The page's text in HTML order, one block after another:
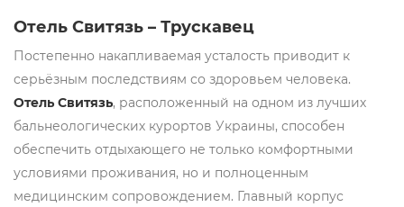
Отель Свитязь – Трускавец
Постепенно накапливаемая усталость приводит к
серьёзным последствиям со здоровьем человека.
Отель Свитязь, расположенный на одном из лучших
бальнеологических курортов Украины, способен
обеспечить отдыхающего не только комфортными
условиями проживания, но и полноценным
медицинским сопровождением. Главный корпус